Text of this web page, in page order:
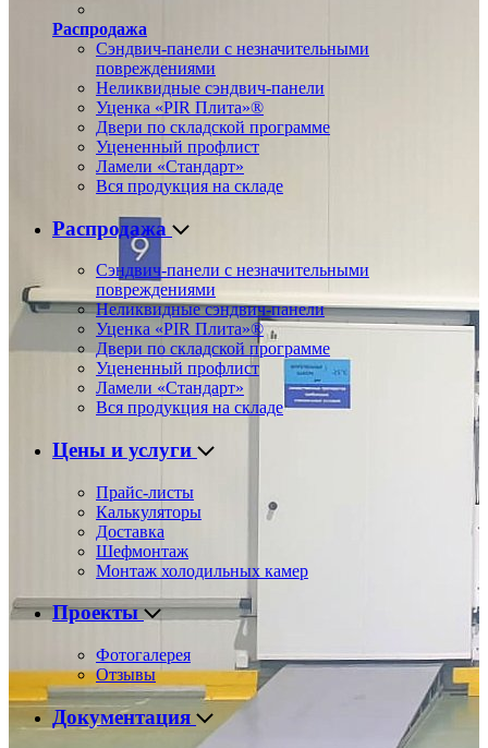
Распродажа
Сэндвич-панели с незначительными
повреждениями
Неликвидные сэндвич-панели
Уценка «PIR Плита»®
Двери по складской программе
Уцененный профлист
Ламели «Стандарт»
Вся продукция на складе
Распродажа
Сэндвич-панели с незначительными
повреждениями
Неликвидные сэндвич-панели
Уценка «PIR Плита»®
Двери по складской программе
Уцененный профлист
Ламели «Стандарт»
Вся продукция на складе
Цены и услуги
Прайс-листы
Калькуляторы
Доставка
Шефмонтаж
Монтаж холодильных камер
Проекты
Фотогалерея
Отзывы
Документация